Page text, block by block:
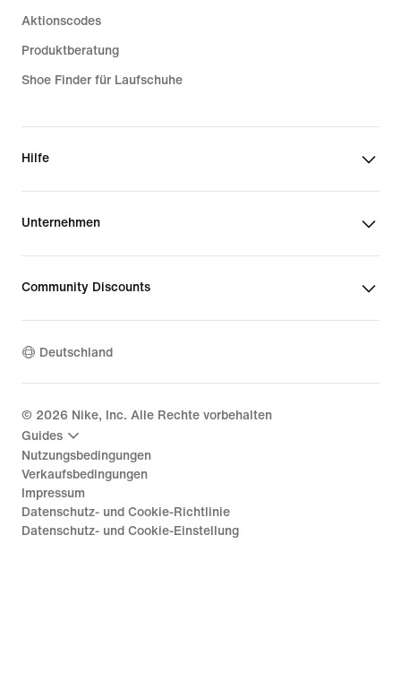
Aktionscodes
Produktberatung
Shoe Finder für Laufschuhe
Hilfe
Unternehmen
Community Discounts
Deutschland
© 2026 Nike, Inc. Alle Rechte vorbehalten
Guides
Nutzungsbedingungen
Verkaufsbedingungen
Impressum
Datenschutz- und Cookie-Richtlinie
Datenschutz- und Cookie-Einstellung